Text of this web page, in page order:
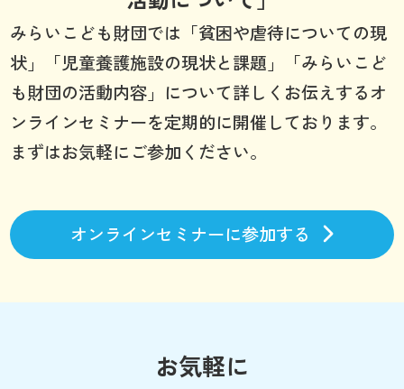
みらいこども財団では「貧困や虐待についての現
状」「児童養護施設の現状と課題」「みらいこど
も財団の活動内容」について詳しくお伝えするオ
ンラインセミナーを定期的に開催しております。
まずはお気軽にご参加ください。
オンラインセミナーに参加する
お気軽に